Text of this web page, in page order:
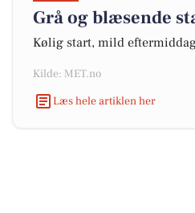
Grå og blæsende
Kølig start, mild
Kilde: MET.no
Læs hele artiklen her